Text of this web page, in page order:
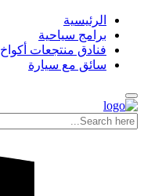
الرئيسية
برامج سياحية
فنادق منتجعات أكواخ
سائق مع سيارة